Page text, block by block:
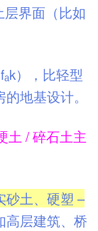
界面（比如
），比轻型
地基设计。
土 / 碎石土主
砂土、硬塑 –
高层建筑、桥